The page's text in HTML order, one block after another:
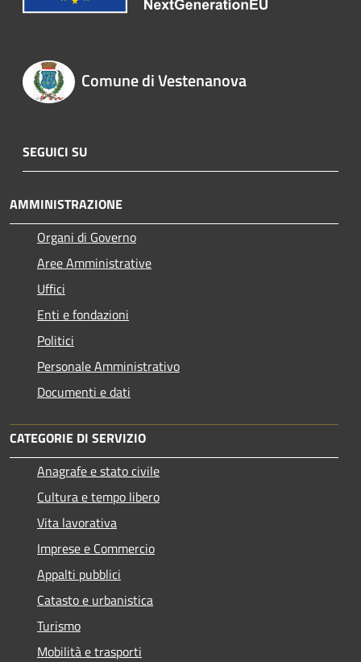
Comune di Vestenanova
SEGUICI SU
AMMINISTRAZIONE
Organi di Governo
Aree Amministrative
Uffici
Enti e fondazioni
Politici
Personale Amministrativo
Documenti e dati
CATEGORIE DI SERVIZIO
Anagrafe e stato civile
Cultura e tempo libero
Vita lavorativa
Imprese e Commercio
Appalti pubblici
Catasto e urbanistica
Turismo
Mobilità e trasporti